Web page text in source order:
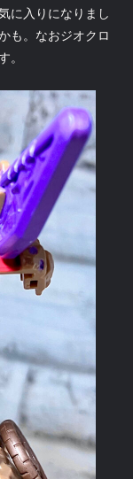
に入りになりまし
も。なおジオクロ
。